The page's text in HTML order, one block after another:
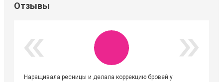
Отзывы
Наращивала ресницы и делала коррекцию бровей у